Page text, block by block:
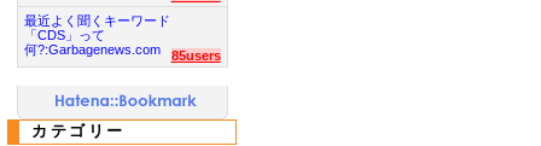
最近よく聞くキーワード
「CDS」って
何?:Garbagenews.com
85users
カテゴリー